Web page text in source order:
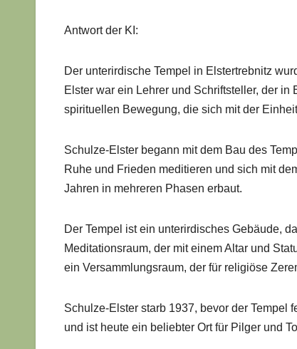
Antwort der KI:
Der unterirdische Tempel in Elstertrebnitz
Elster war ein Lehrer und Schriftsteller, der
spirituellen Bewegung, die sich mit der
Schulze-Elster begann mit dem Bau des
Ruhe und Frieden meditieren und sich mit
Jahren in mehreren Phasen erbaut.
Der Tempel ist ein unterirdisches Gebäude,
Meditationsraum, der mit einem Altar und
ein Versammlungsraum, der für religiöse
Schulze-Elster starb 1937, bevor der Tempel
und ist heute ein beliebter Ort für Pilger und